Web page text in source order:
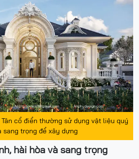
cổ điển thường sử dụng vật liệu quý
sang trọng để xây dựng
hài hòa và sang trọng